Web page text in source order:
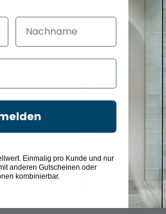
(1)
Nachname
Einmalig pro Kunde und nur
anderen Gutscheinen oder
kombinierbar.